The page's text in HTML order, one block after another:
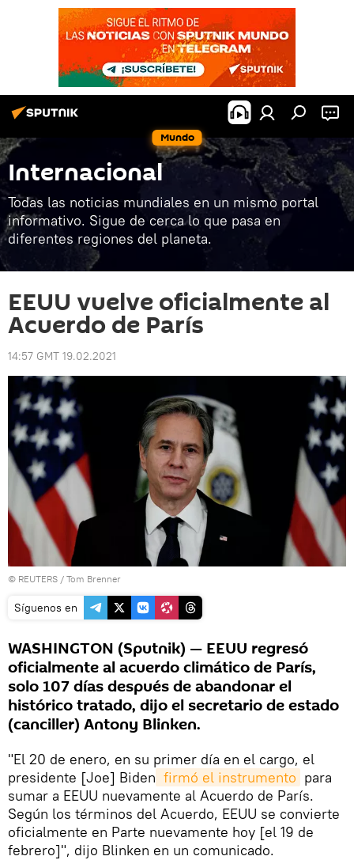
Mundo
Internacional
Todas las noticias mundiales en un mismo portal
informativo. Sigue de cerca lo que pasa en
diferentes regiones del planeta.
EEUU vuelve oficialmente al
Acuerdo de París
14:57 GMT 19.02.2021
© REUTERS / Tom Brenner
Síguenos en
WASHINGTON (Sputnik) — EEUU regresó
oficialmente al acuerdo climático de París,
solo 107 días después de abandonar el
histórico tratado, dijo el secretario de estado
(canciller) Antony Blinken.
"El 20 de enero, en su primer día en el cargo, el
presidente [Joe] Biden firmó el instrumento para
sumar a EEUU nuevamente al Acuerdo de París.
Según los términos del Acuerdo, EEUU se convierte
oficialmente en Parte nuevamente hoy [el 19 de
febrero]", dijo Blinken en un comunicado.